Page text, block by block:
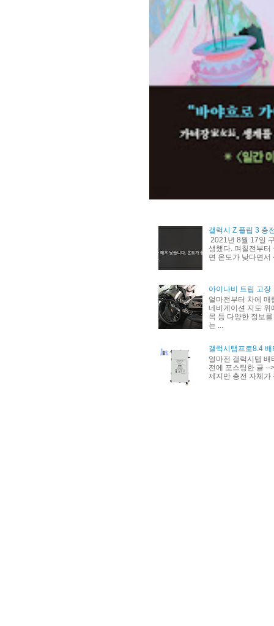
갤럭시 Z 플립 3 충
2021년 8월 17일
생했다. 며칠전부터
면 온도가 낮다면서
아이나비 트립 고장
얼마전부터 차에 매
네비게이션 지도 위
목 등 다양한 정보
는 ...
갤럭시탭프로8.4 배
얼마전 갤럭시탭
전에 포스팅한 글 --
제지만 충전 자체가